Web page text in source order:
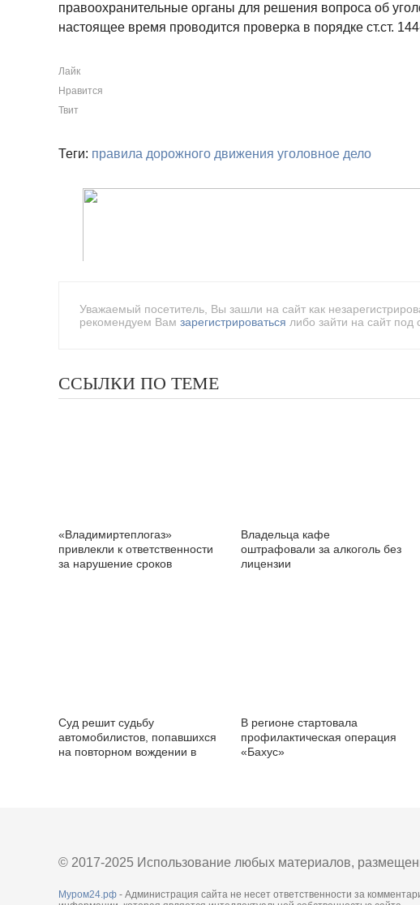
правоохранительные органы для решения вопроса об
настоящее время проводится проверка в порядке ст.ст.
Лайк
Нравится
Твит
Теги: правила дорожного движения уголовное дело
Уважаемый посетитель, Вы зашли на сайт как
рекомендуем Вам зарегистрироваться либо зайти на сайт под
ССЫЛКИ ПО ТЕМЕ
«Владимиртеплогаз»
привлекли к ответственности
за нарушение сроков
Владельца кафе
оштрафовали за алкоголь без
лицензии
Суд решит судьбу
автомобилистов, попавшихся
на повторном вождении в
В регионе стартовала
профилактическая операция
«Бахус»
© 2017-2025 Использование любых материалов,
Муром24.рф - Администрация сайта не несет ответственности за